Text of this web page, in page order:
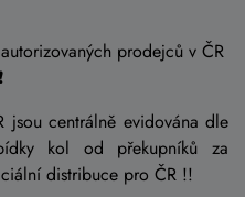
prodejců v ČR
jsou centrálně evidována dle
kol od překupníků za
distribuce pro ČR !!